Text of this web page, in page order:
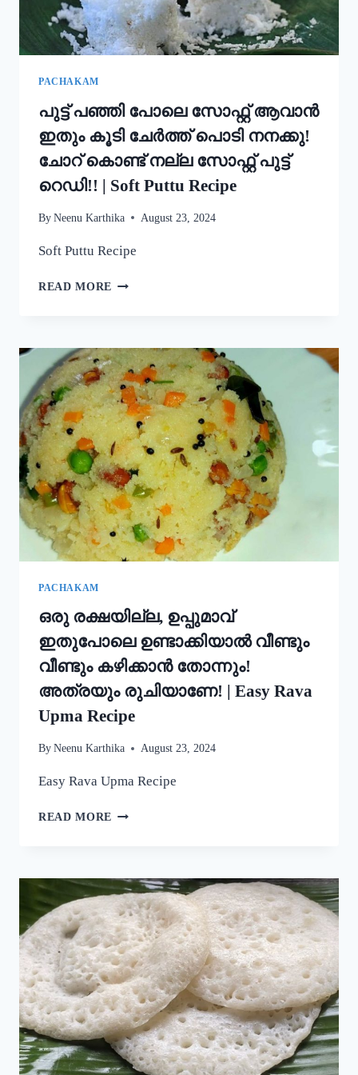
STYLE
EASY
APPAM
PACHAKAM
പുട്ട് പഞ്ഞി പോലെ സോഫ്റ്റ് ആവാൻ
ഇതും കൂടി ചേർത്ത് പൊടി നനക്കു!
ചോറ് കൊണ്ട് നല്ല സോഫ്റ്റ് പുട്ട്
റെഡി!! | Soft Puttu Recipe
By Neenu Karthika August 23, 2024
Soft Puttu Recipe
READ MORE പുട്ട്
ആവാൻ
ഇതും
കൂടി
ചേർത്ത്
പൊടി
നനക്കു!
ചോറ്
കൊണ്ട്
നല്ല
സോഫ്റ്റ്
പുട്ട്
റെഡി!!
|
PACHAKAM
ഒരു രക്ഷയില്ല, ഉപ്പുമാവ്
ഇതുപോലെ ഉണ്ടാക്കിയാൽ വീണ്ടും
വീണ്ടും കഴിക്കാൻ തോന്നും!
അത്രയും രുചിയാണേ! | Easy Rava
Upma Recipe
By Neenu Karthika August 23, 2024
Easy Rava Upma Recipe
READ MORE ഒരു
ഉണ്ടാക്കിയാൽ
വീണ്ടും
വീണ്ടും
കഴിക്കാൻ
തോന്നും!
അത്രയും
രുചിയാണേ!
|
EASY
RAVA
UPMA
RECIPE